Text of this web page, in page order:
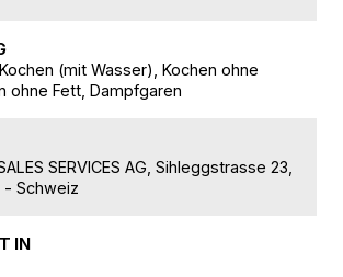
(mit Wasser), Kochen ohne
ohne Fett, Dampfgaren
SERVICES AG, Sihleggstrasse 23,
- Schweiz
IN